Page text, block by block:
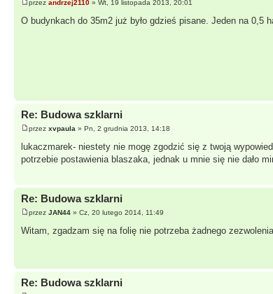
przez andrzej2110 » Wt, 19 listopada 2013, 20:01
O budynkach do 35m2 już było gdzieś pisane. Jeden na 0,5
Re: Budowa szklarni
przez xvpaula » Pn, 2 grudnia 2013, 14:18
lukaczmarek- niestety nie mogę zgodzić się z twoją
potrzebie postawienia blaszaka, jednak u mnie się nie dało
Re: Budowa szklarni
przez JAN44 » Cz, 20 lutego 2014, 11:49
Witam, zgadzam się na folię nie potrzeba żadnego
Re: Budowa szklarni